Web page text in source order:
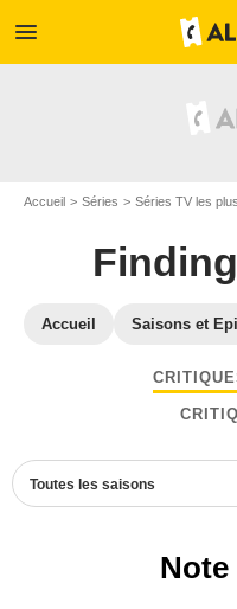
menu
Accueil Séries Séries TV les
Accueil Saisons et
Toutes les saisons
Note